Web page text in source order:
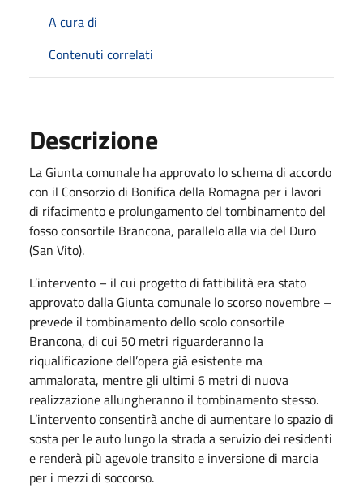
A cura di
Contenuti correlati
Descrizione
La Giunta comunale ha approvato lo schema di accordo
con il Consorzio di Bonifica della Romagna per i lavori
di rifacimento e prolungamento del tombinamento del
fosso consortile Brancona, parallelo alla via del Duro
(San Vito).
L’intervento – il cui progetto di fattibilità era stato
approvato dalla Giunta comunale lo scorso novembre –
prevede il tombinamento dello scolo consortile
Brancona, di cui 50 metri riguarderanno la
riqualificazione dell’opera già esistente ma
ammalorata, mentre gli ultimi 6 metri di nuova
realizzazione allungheranno il tombinamento stesso.
L’intervento consentirà anche di aumentare lo spazio di
sosta per le auto lungo la strada a servizio dei residenti
e renderà più agevole transito e inversione di marcia
per i mezzi di soccorso.